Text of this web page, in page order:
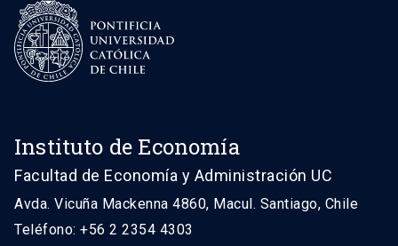
Instituto de Economía
Facultad de Economía y Administración UC
Avda. Vicuña Mackenna 4860, Macul. Santiago, Chile
Teléfono: +56 2 2354 4303